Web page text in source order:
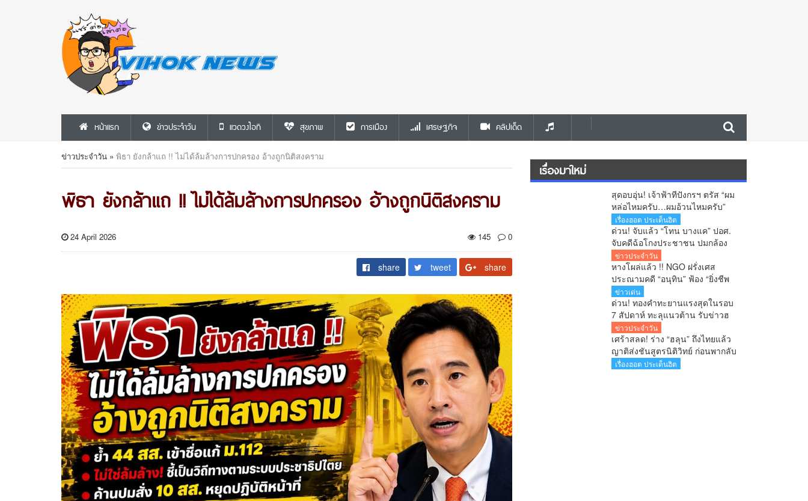
หน้าแรก ข่าวประจำวัน แวดวงไอที สุขภาพ การเมือง เศรษฐกิจ คลิปเด็ด
ข่าวประจำวัน » พิธา ยังกล้าแถ !! ไม่ได้ล้มล้างการปกครอง อ้างถูกนิติสงคราม
พิธา ยังกล้าแถ !! ไม่ได้ล้มล้างการปกครอง อ้างถูกนิติสงคราม
24 April 2026 145 0
share tweet share
เรื่องมาใหม่
สุดอบอุ่น! เจ้าฟ้าทีปังกรฯ ตรัส “ผม
หล่อไหมครับ…ผมอ้วนไหมครับ”
ประชาชนยิ้มทั้งวัด
เรื่องฮอต ประเด็นฮิต
ด่วน! จับแล้ว “โทน บางแค” ปอศ.
จับคดีฉ้อโกงประชาชน ปมกล้อง
ส่องพระยอดจองเกือบ 20 ล้านบาท
ข่าวประจำวัน
หางโผล่แล้ว !! NGO ฝรั่งเศส
ประณามคดี “อนุทิน” ฟ้อง “ยิ่งชีพ
iLaw” ชี้เข้าข่าย SLAPP งง มาก จี้
ไทยยกเลิกโทษอาญาหมิ่นประมาท
ข่าวเด่น
ด่วน! ทองคำทะยานแรงสุดในรอบ
7 สัปดาห์ ทะลุแนวต้าน รับข่าวฮ
อร์มุซคลี่คลาย
ข่าวประจำวัน
เศร้าสลด! ร่าง “ฮลุน” ถึงไทยแล้ว
ญาติส่งชันสูตรนิติวิทย์ ก่อนพากลับ
กาฬสินธุ์
เรื่องฮอต ประเด็นฮิต